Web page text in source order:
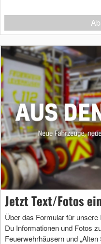
Jetzt Text/Fotos
Über das Formular für unsere
Du Informationen und Fotos
Feuerwehrhäusern und